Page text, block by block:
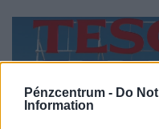
Pénzcentrum - Do
Information